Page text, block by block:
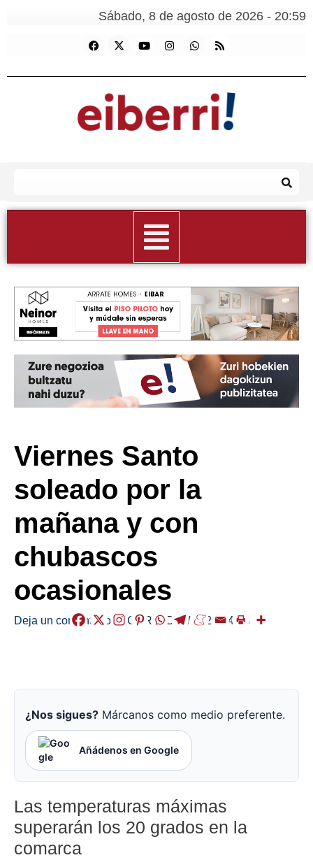
Sábado, 8 de agosto de 2026 - 20:59
Viernes Santo
soleado por la
mañana y con
chubascos
ocasionales
Deja un comentario /EGURALDIA/ 2025-04-18
¿Nos sigues? Márcanos como medio preferente.
Añádenos en Google
Las temperaturas máximas
superarán los 20 grados en la
comarca